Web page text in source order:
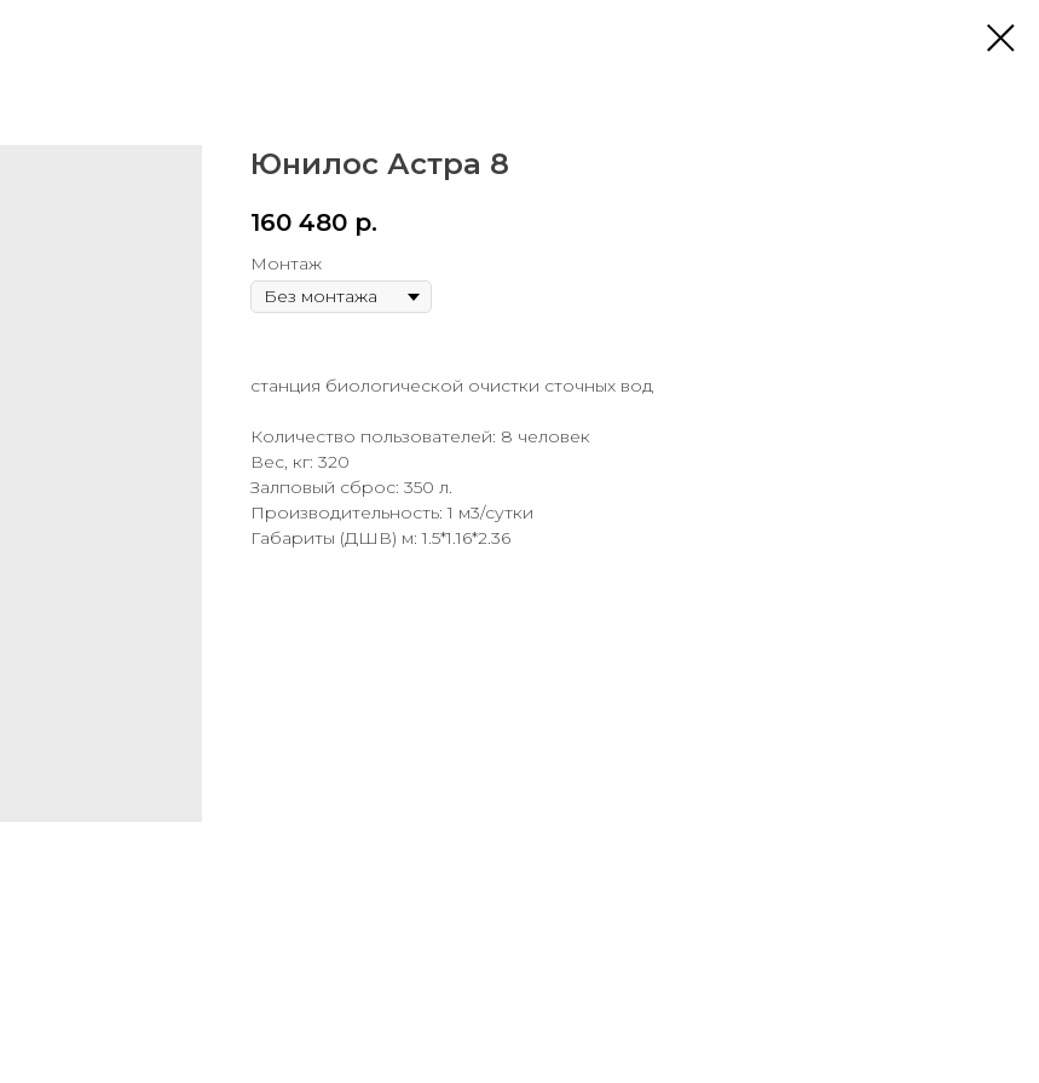
Юнилос Астра 8
160 480 р.
Монтаж
станция биологической очистки сточных вод
Количество пользователей: 8 человек
Вес, кг: 320
Залповый сброс: 350 л.
Производительность: 1 м3/сутки
Габариты (ДШВ) м: 1.5*1.16*2.36